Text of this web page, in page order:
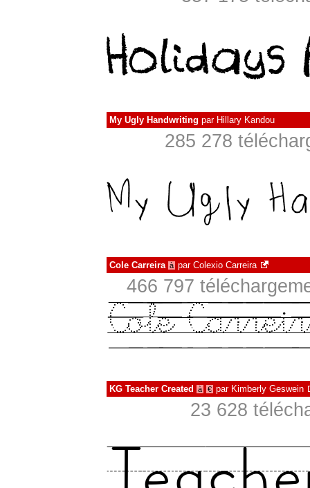
My Ugly Handwriting par Hillary Kandou
285 278
Cole Carreira à par Colexio Carreira
466 797
KG Teacher Created à € par Kimberly Geswein
23 628